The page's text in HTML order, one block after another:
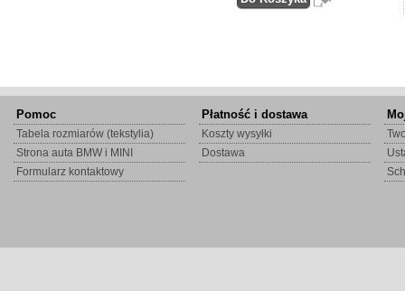
Pomoc
Tabela rozmiarów (tekstylia)
Strona auta BMW i MINI
Formularz kontaktowy
Płatność i dostawa
Koszty wysyłki
Dostawa